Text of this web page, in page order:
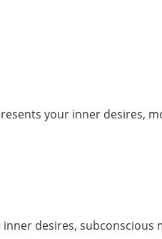
your inner desires,
desires, subconscious